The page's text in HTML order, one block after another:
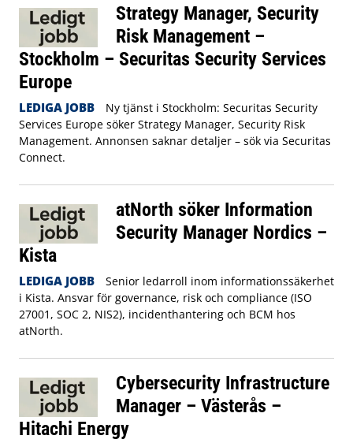
Strategy Manager, Security
Risk Management –
Stockholm – Securitas Security Services
Europe
LEDIGA JOBB
Ny tjänst i Stockholm: Securitas Security
Services Europe söker Strategy Manager, Security Risk
Management. Annonsen saknar detaljer – sök via Securitas
Connect.
atNorth söker Information
Security Manager Nordics –
Kista
LEDIGA JOBB
Senior ledarroll inom informationssäkerhet
i Kista. Ansvar för governance, risk och compliance (ISO
27001, SOC 2, NIS2), incidenthantering och BCM hos
atNorth.
Cybersecurity Infrastructure
Manager – Västerås –
Hitachi Energy